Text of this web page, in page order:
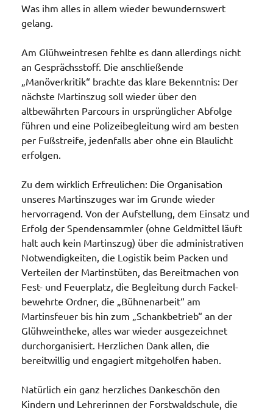
Was ihm alles in allem wieder bewundernswert
gelang.
Am Glühweintresen fehlte es dann allerdings nicht
an Gesprächsstoff. Die anschließende
„Manöverkritik“ brachte das klare Bekenntnis: Der
nächste Martinszug soll wieder über den
altbewährten Parcours in ursprünglicher Abfolge
führen und eine Polizeibegleitung wird am besten
per Fußstreife, jedenfalls aber ohne ein Blaulicht
erfolgen.
Zu dem wirklich Erfreulichen: Die Organisation
unseres Martinszuges war im Grunde wieder
hervorragend. Von der Aufstellung, dem Einsatz und
Erfolg der Spendensammler (ohne Geldmittel läuft
halt auch kein Martinszug) über die administrativen
Notwendigkeiten, die Logistik beim Packen und
Verteilen der Martinstüten, das Bereitmachen von
Fest- und Feuerplatz, die Begleitung durch Fackel-
bewehrte Ordner, die „Bühnenarbeit“ am
Martinsfeuer bis hin zum „Schankbetrieb“ an der
Glühweintheke, alles war wieder ausgezeichnet
durchorganisiert. Herzlichen Dank allen, die
bereitwillig und engagiert mitgeholfen haben.
Natürlich ein ganz herzliches Dankeschön den
Kindern und Lehrerinnen der Forstwaldschule, die